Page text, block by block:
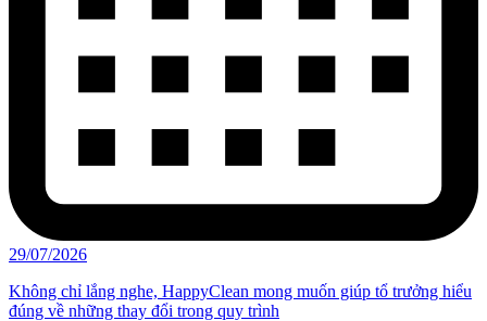
29/07/2026
Không chỉ lắng nghe, HappyClean mong muốn giúp tổ trưởng hiểu
đúng về những thay đổi trong quy trình